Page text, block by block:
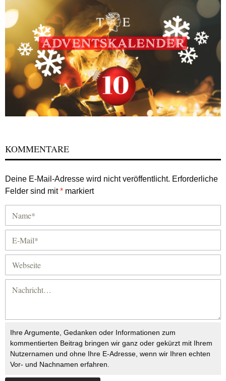
KOMMENTARE
Deine E-Mail-Adresse wird nicht veröffentlicht. Erforderliche
Felder sind mit* markiert
Ihre Argumente, Gedanken oder Informationen zum
kommentierten Beitrag bringen wir ganz oder gekürzt mit Ihrem
Nutzernamen und ohne Ihre E-Adresse, wenn wir Ihren echten
Vor- und Nachnamen erfahren.